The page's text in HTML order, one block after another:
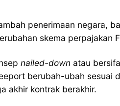
penerimaan negara,
skema perpajakan
nailed-down atau
berubah-ubah sesuai
akhir kontrak berakhir.